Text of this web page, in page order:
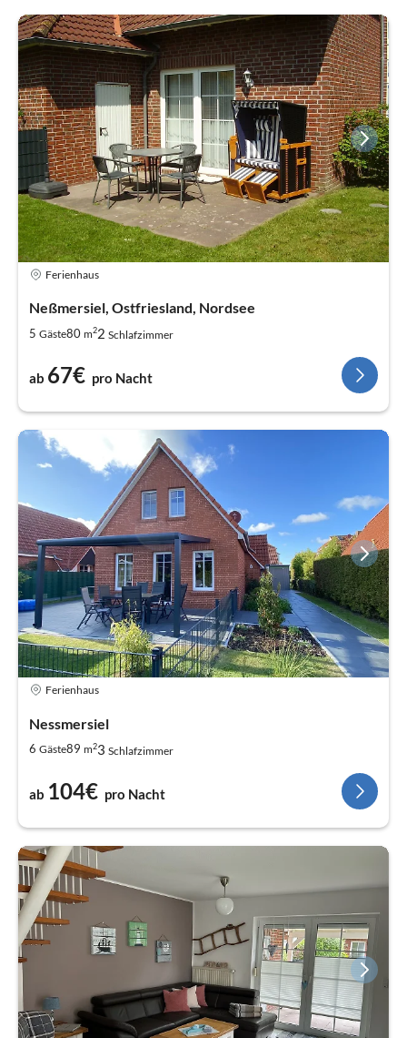
Ferienhaus
Neßmersiel, Ostfriesland, Nordsee
5 Gäste80 m22 Schlafzimmer
ab 67€ pro Nacht
Ferienhaus
Nessmersiel
6 Gäste89 m23 Schlafzimmer
ab 104€ pro Nacht